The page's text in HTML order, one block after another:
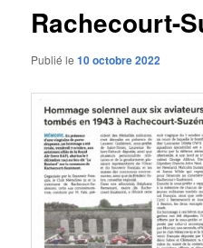
Rachecourt-
Publié le10 octobre 2022